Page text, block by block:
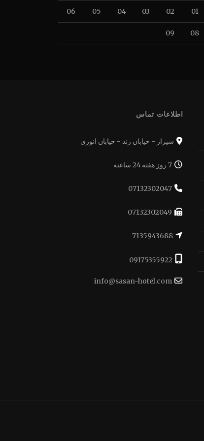
01
02
03
04
05
06
08
09
اطلاعات تماس
شیراز - خیابان زند - خیابان انوری